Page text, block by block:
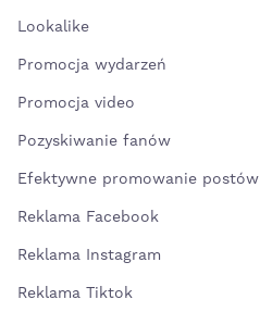
Lookalike
Promocja wydarzeń
Promocja video
Pozyskiwanie fanów
Efektywne promowanie postów
Reklama Facebook
Reklama Instagram
Reklama Tiktok